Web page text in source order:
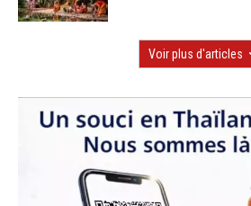
Voir plus d'articles